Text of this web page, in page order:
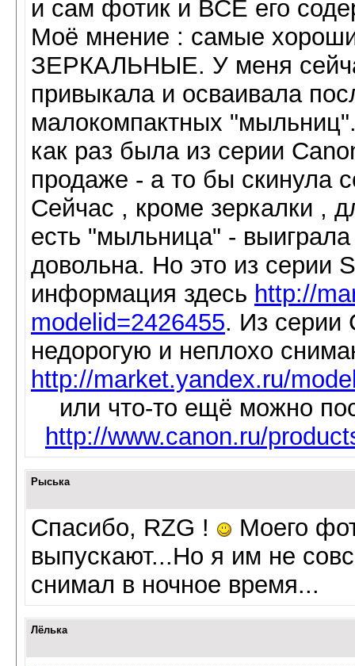
и сам фотик и ВСЁ его
Моё мнение : самые
ЗЕРКАЛЬНЫЕ. У меня
привыкала и осваивала
малокомпактных
как раз была из серии
продаже - а то бы скинула
Сейчас , кроме зеркалки ,
есть "мыльница" -
довольна. Но это из серии
информация здесь http://
modelid=2426455. Из серии
недорогую и неплохо
http://market.yandex.ru/
или что-то ещё можно
http://www.canon.ru/
Рыська
Спасибо, RZG !
Моего
выпускают...Но я им не
снимал в ночное время...
Лёлька